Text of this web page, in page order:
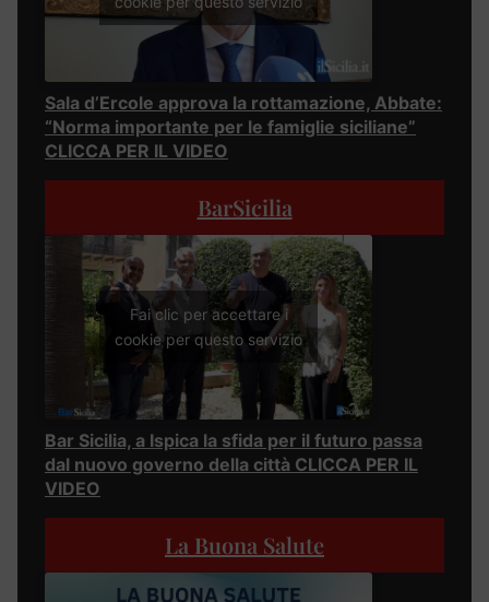
Sala d’Ercole approva la rottamazione, Abbate:
“Norma importante per le famiglie siciliane”
CLICCA PER IL VIDEO
BarSicilia
Fai clic per accettare i
cookie per questo servizio
Bar Sicilia, a Ispica la sfida per il futuro passa
dal nuovo governo della città CLICCA PER IL
VIDEO
La Buona Salute